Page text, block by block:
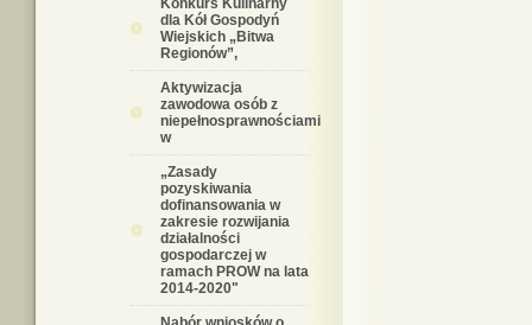
Konkurs Kulinarny
dla Kół Gospodyń
Wiejskich „Bitwa
Regionów”,
Aktywizacja
zawodowa osób z
niepełnosprawnościami
w
„Zasady
pozyskiwania
dofinansowania w
zakresie rozwijania
działalności
gospodarczej w
ramach PROW na lata
2014-2020"